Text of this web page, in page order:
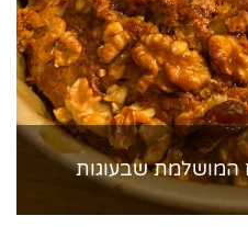
המושלמת שבעוגות